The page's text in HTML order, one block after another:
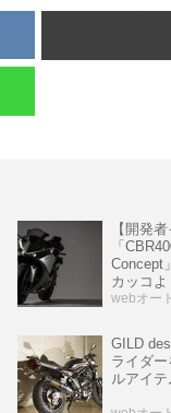
【開発
「
Concept
カッコよ
ション
webオー
GILD
ライダー
ルアイ